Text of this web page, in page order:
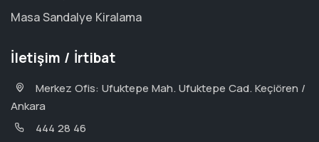
Masa Sandalye Kiralama
İletişim / İrtibat
Merkez Ofis: Ufuktepe Mah. Ufuktepe Cad. Keçiören /
Ankara
444 28 46